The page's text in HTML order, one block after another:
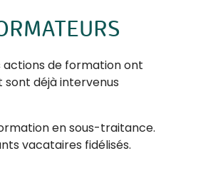
actions de formation ont
déjà intervenus
en sous-traitance.
vacataires fidélisés.